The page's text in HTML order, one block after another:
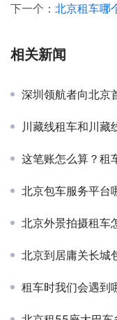
下一个： 北京租车哪个平
相关新闻
深圳领航者向北京首
川藏线租车和川藏
这笔账怎么算？租
北京包车服务平台
北京外景拍摄租车怎么选？别克
北京到居庸关长城包
租车时我们会遇到